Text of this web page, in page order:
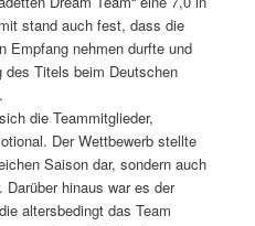
stand auch fest, dass die
Empfang nehmen durfte und
des Titels beim Deutschen
die Teammitglieder,
Der Wettbewerb stellte
Saison dar, sondern auch
Darüber hinaus war es der
altersbedingt das Team